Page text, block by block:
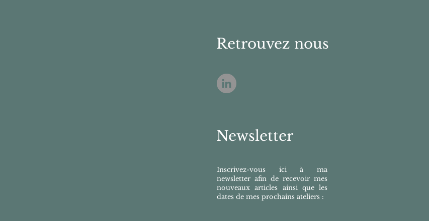
Retrouvez nous
Newsletter
Inscrivez-vous ici à ma
newsletter afin de recevoir mes
nouveaux articles ainsi que les
dates de mes prochains ateliers :